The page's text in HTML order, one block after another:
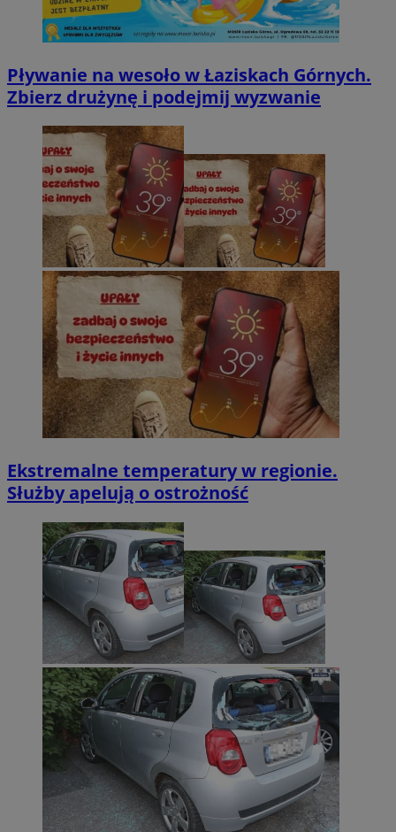
Pływanie na wesoło w Łaziskach Górnych.
Zbierz drużynę i podejmij wyzwanie
Ekstremalne temperatury w regionie.
Służby apelują o ostrożność